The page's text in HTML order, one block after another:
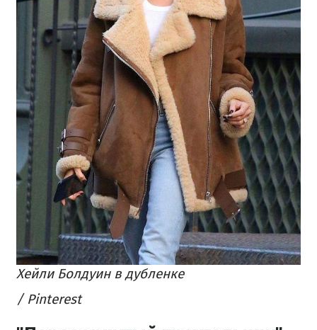
Хейли Болдуин в дубленке
/ Pinterest